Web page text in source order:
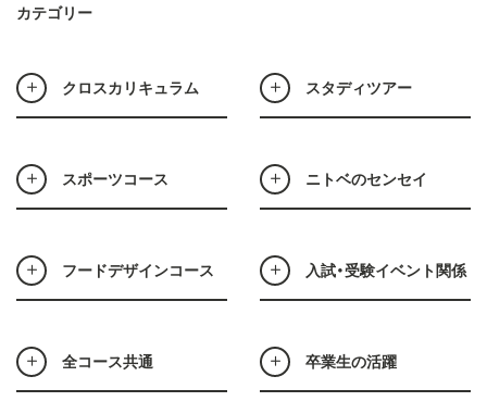
カテゴリー
クロスカリキュラム スタディツアー
スポーツコース ニトベのセンセイ
フードデザインコース 入試・受験イベント関係
全コース共通 卒業生の活躍